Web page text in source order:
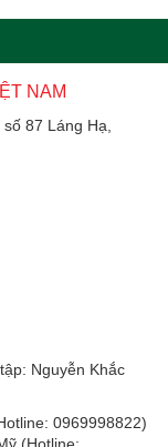
NAM
87 Láng Hạ,
Nguyễn Khắc
0969998822)